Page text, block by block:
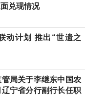
兑现情况
动计划 推出“世遗之
局关于李继东中国农
宁省分行副行长任职